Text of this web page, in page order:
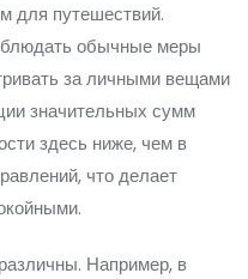
для путешествий.
обычные меры
за личными вещами
значительных сумм
здесь ниже, чем в
что делает
Например, в